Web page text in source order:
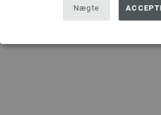
Nægte Sæt på